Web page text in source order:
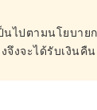
ไปตามนโยบาย
จึงจะได้รับเงินคื